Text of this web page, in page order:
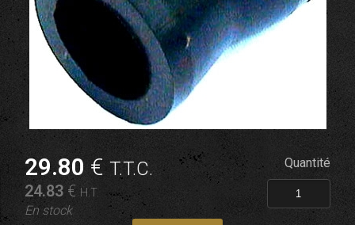
29.80 €T.T.C.
24.83 € H.T.
En stock
Quantité